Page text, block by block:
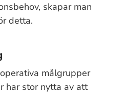
skapar man
detta.
målgrupper
har stor nytta av att